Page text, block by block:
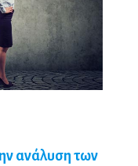
ανάλυση των